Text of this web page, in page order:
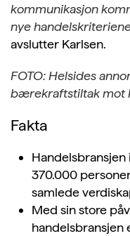
kommunikasjon
nye
avslutter Karlsen.
FOTO: Helsides
bærekraftstiltak mot
Fakta
370.000
samlede
Med sin store
handelsbransjen